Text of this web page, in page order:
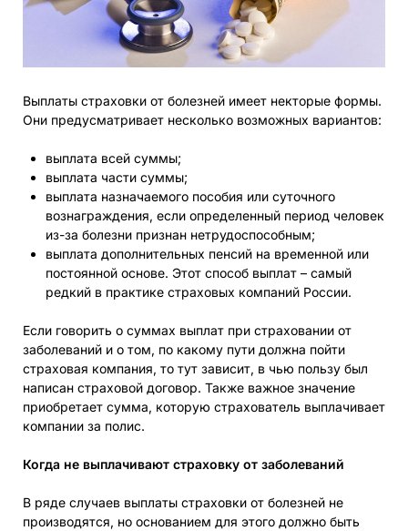
Выплаты страховки от болезней имеет некторые формы.
Они предусматривает несколько возможных вариантов:
выплата всей суммы;
выплата части суммы;
выплата назначаемого пособия или суточного
вознаграждения, если определенный период человек
из-за болезни признан нетрудоспособным;
выплата дополнительных пенсий на временной или
постоянной основе. Этот способ выплат – самый
редкий в практике страховых компаний России.
Если говорить о суммах выплат при страховании от
заболеваний и о том, по какому пути должна пойти
страховая компания, то тут зависит, в чью пользу был
написан страховой договор. Также важное значение
приобретает сумма, которую страхователь выплачивает
компании за полис.
Когда не выплачивают страховку от заболеваний
В ряде случаев выплаты страховки от болезней не
производятся, но основанием для этого должно быть